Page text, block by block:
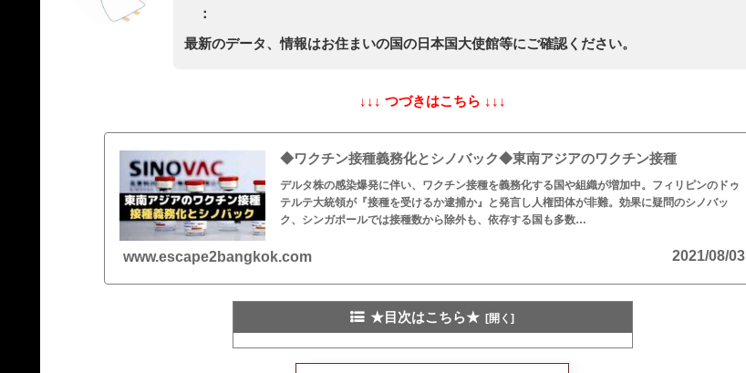
：
最新のデータ、情報はお住まいの国の日本国大使館等にご確認ください。
↓↓↓ つづきはこちら ↓↓↓
◆ワクチン接種義務化とシノバック◆東南アジアのワクチン接種
デルタ株の感染爆発に伴い、ワクチン接種を義務化する国や組織が増加中。フィリピンのドゥ
テルテ大統領が『接種を受けるか逮捕か』と発言し人権団体が非難。効果に疑問のシノバッ
ク、シンガポールでは接種数から除外も、依存する国も多数…
www.escape2bangkok.com 2021/08/03
★目次はこちら★